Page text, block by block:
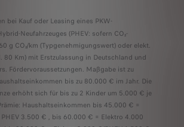
bei Kauf oder Leasing eines PKW-
Neufahrzeuges (PHEV: sofern CO₂-
g CO₂/km (Typgenehmigungswert) oder elekt.
80 Km) mit Erstzulassung in Deutschland und
Fördervoraussetzungen. Maßgabe ist zu
bis zu 80.000 € im Jahr. Die
erhöht sich für bis zu 2 Kinder um 5.000 € je
Haushaltseinkommen bis 45.000 € =
3.500 € , bis 60.000 € = Elektro 4.000